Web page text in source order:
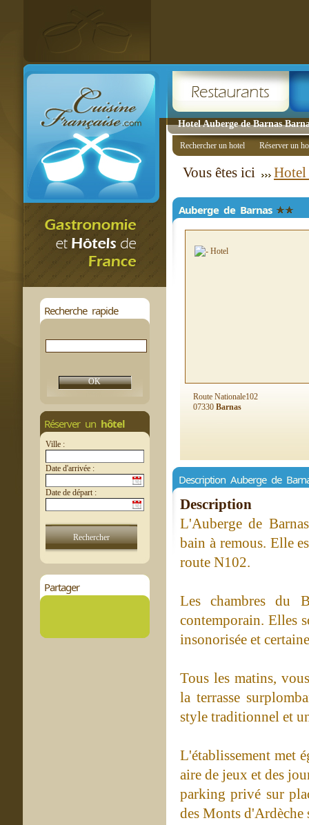
Hotel Auberge de Barnas
Recherche rapide
Réserver un hôtel
Ville :
Date d'arrivée :
Date de départ :
Partager
Rechercher un hotel Réserver un
Vous êtes ici Hotel
Auberge de Barnas
Route Nationale102
07330 Barnas
Description Auberge de
Description
L'Auberge de
bain à remous. Elle
route N102.
Les chambres du
contemporain. Elles
insonorisée et
Tous les matins,
la terrasse
style traditionnel et
L'établissement met
aire de jeux et des
parking privé sur
des Monts d'Ardèche